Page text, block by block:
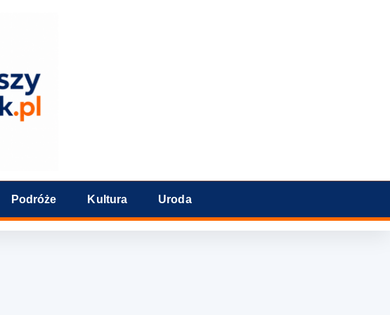
Podróże Kultura Uroda